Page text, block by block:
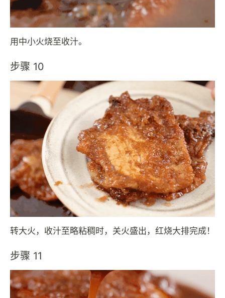
用中小火烧至收汁。
步骤 10
转大火，收汁至略粘稠时，关火盛出，红烧大排完成！
步骤 11